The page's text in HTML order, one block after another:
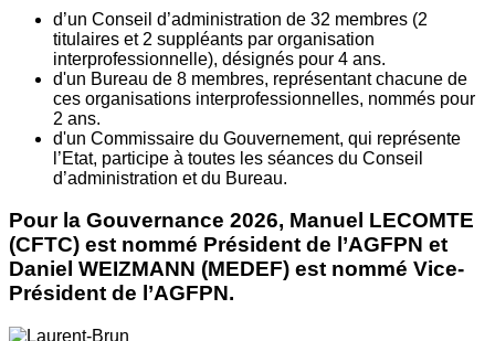
d’un Conseil d’administration de 32 membres (2
titulaires et 2 suppléants par organisation
interprofessionnelle), désignés pour 4 ans.
d'un Bureau de 8 membres, représentant chacune de
ces organisations interprofessionnelles, nommés pour
2 ans.
d'un Commissaire du Gouvernement, qui représente
l’Etat, participe à toutes les séances du Conseil
d’administration et du Bureau.
Pour la Gouvernance 2026, Manuel LECOMTE
(CFTC) est nommé Président de l’AGFPN et
Daniel WEIZMANN (MEDEF) est nommé Vice-
Président de l’AGFPN.